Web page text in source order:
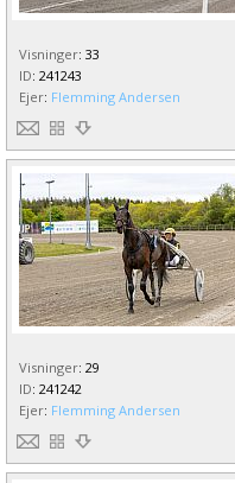
Visninger: 33
ID: 241243
Ejer: Flemming Andersen
Visninger: 29
ID: 241242
Ejer: Flemming Andersen